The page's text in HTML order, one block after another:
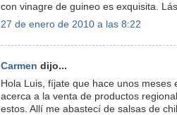
con vinagre de guineo es exquisita.
27 de enero de 2010 a las 8:22
Carmen dijo...
Hola Luis, fíjate que hace unos
acerca a la venta de productos
estos. Allí me abastecí de salsas de